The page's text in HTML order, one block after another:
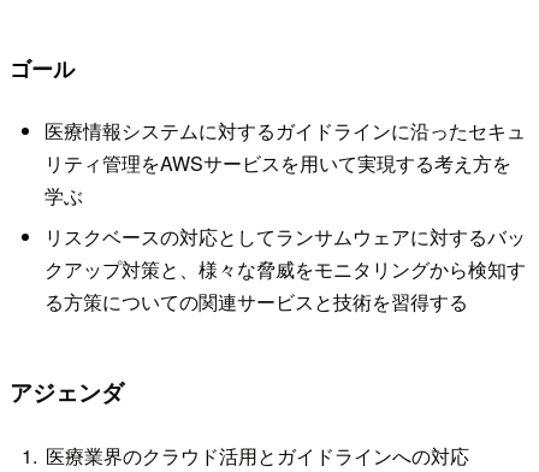
ゴール
医療情報システムに対するガイドラインに沿ったセキュ
リティ管理をAWSサービスを用いて実現する考え方を
学ぶ
リスクベースの対応としてランサムウェアに対するバッ
クアップ対策と、様々な脅威をモニタリングから検知す
る方策についての関連サービスと技術を習得する
アジェンダ
医療業界のクラウド活用とガイドラインへの対応